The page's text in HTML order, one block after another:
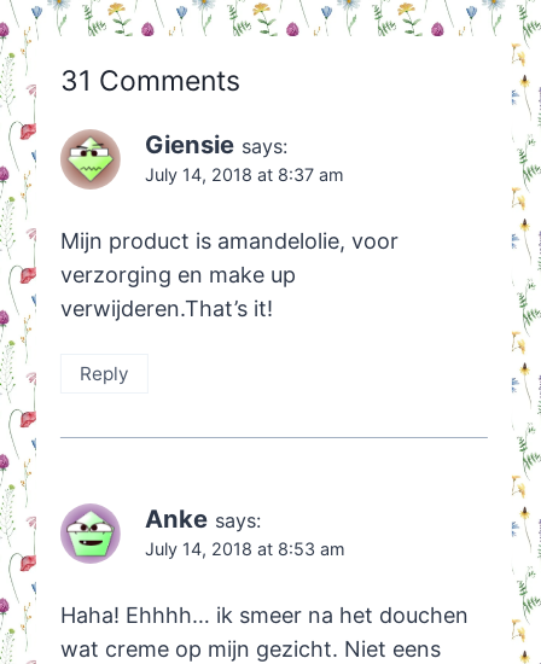
31 Comments
Giensie says:
July 14, 2018 at 8:37 am
Mijn product is amandelolie, voor
verzorging en make up
verwijderen.That’s it!
Reply
Anke says:
July 14, 2018 at 8:53 am
Haha! Ehhhh… ik smeer na het douchen
wat creme op mijn gezicht. Niet eens